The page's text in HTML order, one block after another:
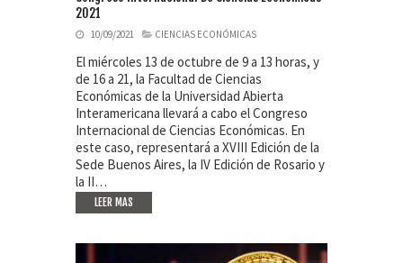
2021
10/09/2021 CIENCIAS ECONÓMICAS
El miércoles 13 de octubre de 9 a 13 horas, y
de 16 a 21, la Facultad de Ciencias
Económicas de la Universidad Abierta
Interamericana llevará a cabo el Congreso
Internacional de Ciencias Económicas. En
este caso, representará a XVIII Edición de la
Sede Buenos Aires, la IV Edición de Rosario y
la II…
LEER MAS